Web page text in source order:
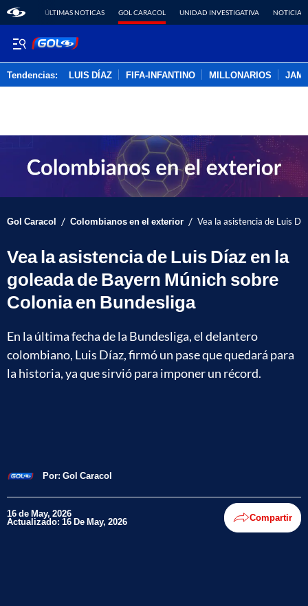
ÚLTIMAS NOTICAS GOL CARACOL UNIDAD INVESTIGATIVA NOTICIAS
Tendencias: LUIS DÍAZ FIFA-INFANTINO MILLONARIOS
Gol Caracol / Colombianos en el exterior / Vea la asistencia de Luis
Vea la asistencia de Luis Díaz en la
goleada de Bayern Múnich sobre
Colonia en Bundesliga
En la última fecha de la Bundesliga, el delantero
colombiano, Luis Díaz, firmó un pase que quedará para
la historia, ya que sirvió para imponer un récord.
Por: Gol Caracol
16 de May, 2026
Actualizado: 16 De May, 2026 Compartir